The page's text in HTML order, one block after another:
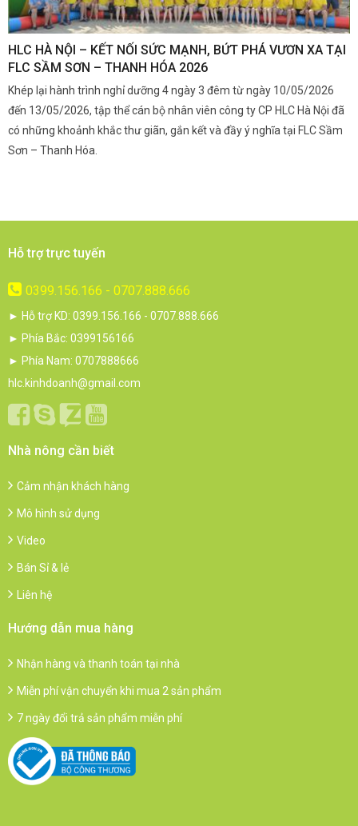
HLC HÀ NỘI – KẾT NỐI SỨC MẠNH, BỨT PHÁ VƯƠN XA TẠI
FLC SẦM SƠN – THANH HÓA 2026
Khép lại hành trình nghỉ dưỡng 4 ngày 3 đêm từ ngày 10/05/2026
đến 13/05/2026, tập thể cán bộ nhân viên công ty CP HLC Hà Nội đã
có những khoảnh khắc thư giãn, gắn kết và đầy ý nghĩa tại FLC Sầm
Sơn – Thanh Hóa.
Hỗ trợ trực tuyến
0399.156.166 - 0707.888.666
► Hỗ trợ KD: 0399.156.166 - 0707.888.666
► Phía Bắc: 0399156166
► Phía Nam: 0707888666
hlc.kinhdoanh@gmail.com
Nhà nông cần biết
Cảm nhận khách hàng
Mô hình sử dụng
Video
Bán Sỉ & lẻ
Liên hệ
Hướng dẫn mua hàng
Nhận hàng và thanh toán tại nhà
Miễn phí vận chuyển khi mua 2 sản phẩm
7 ngày đổi trả sản phẩm miễn phí